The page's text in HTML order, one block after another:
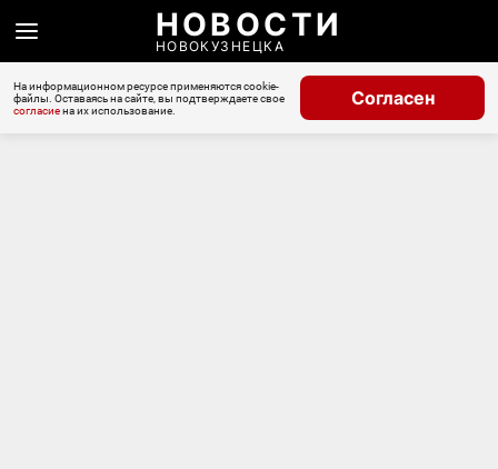
НОВОСТИ
НОВОКУЗНЕЦКА
На информационном ресурсе применяются cookie-
файлы. Оставаясь на сайте, вы подтверждаете свое
согласиена их использование.
Согласен